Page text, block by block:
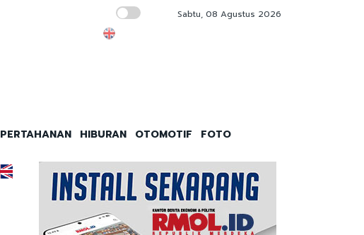
Gubernur Pramono Pastikan Tak Ada
Sabtu, 08 Agustus 2026
PERTAHANAN HIBURAN OTOMOTIF FOTO